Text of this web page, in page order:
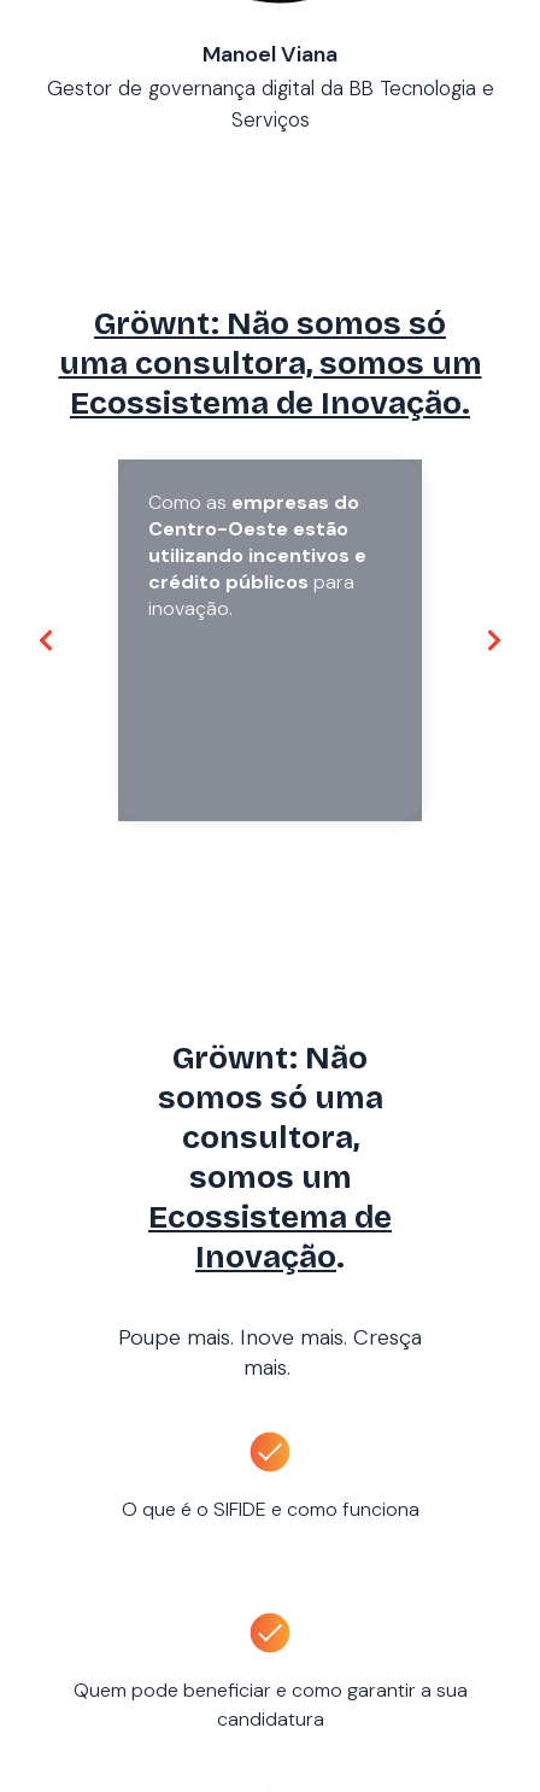
Manoel Viana
Gestor de governança digital da BB Tecnologia e
Serviços
Gröwnt: Não somos só
uma consultora, somos um
Ecossistema de Inovação.
Como as empresas do
Centro-Oeste estão
utilizando incentivos e
crédito públicos para
inovação.
Gröwnt: Não
somos só uma
consultora,
somos um
Ecossistema de
Inovação.
Poupe mais. Inove mais. Cresça
mais.
O que é o SIFIDE e como funciona
Quem pode beneficiar e como garantir a sua
candidatura